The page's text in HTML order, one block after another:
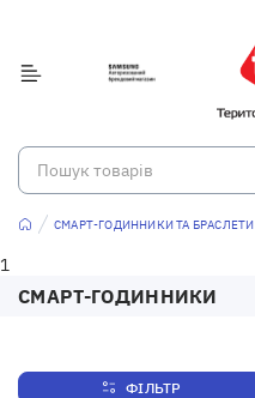
СМАРТ-ГОДИННИКИ ТА БРАСЛЕТИ
1
СМАРТ-ГОДИННИКИ
ФІЛЬТР